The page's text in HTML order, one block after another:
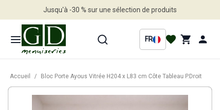
Jusqu'à -30 % sur une sélection de produits
FR
Accueil / Bloc Porte Ayous Vitrée H204 x L83 cm Côte Tableau P.Droit